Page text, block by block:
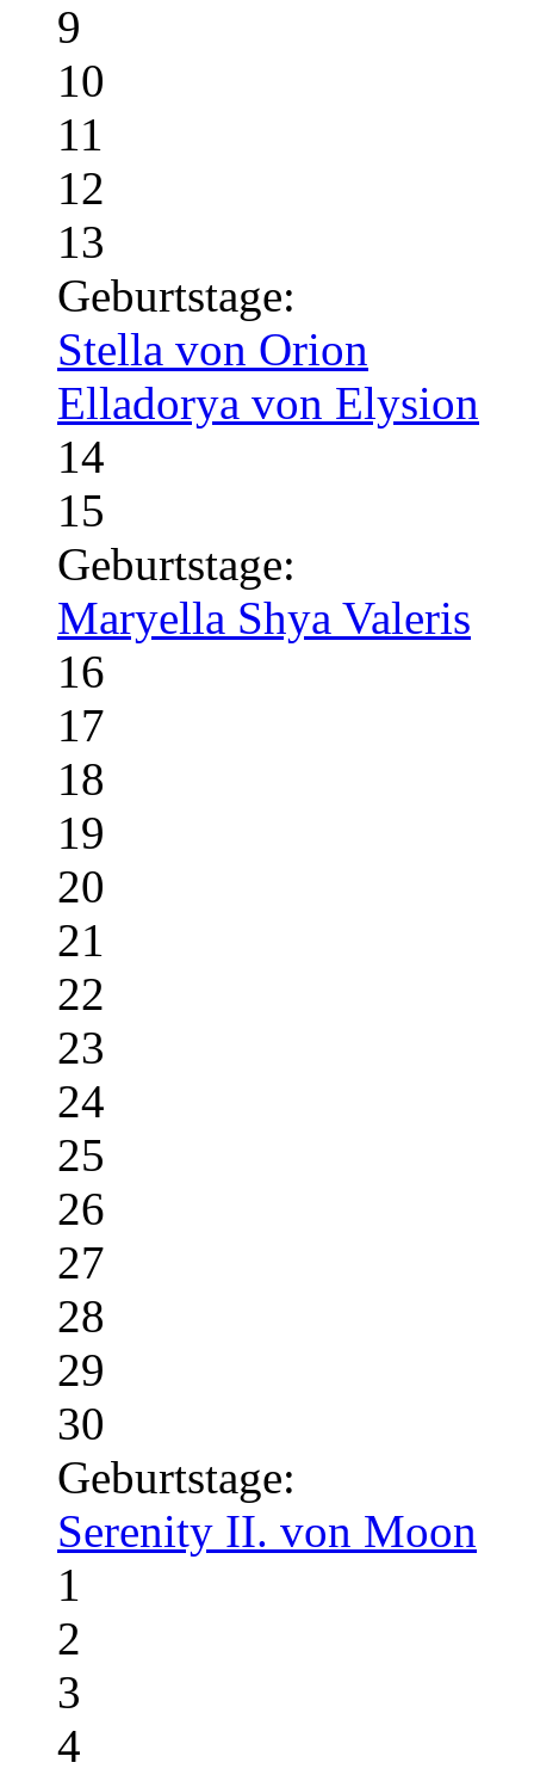
9
10
11
12
13
Geburtstage:
Stella von Orion
Elladorya von Elysion
14
15
Geburtstage:
Maryella Shya Valeris
16
17
18
19
20
21
22
23
24
25
26
27
28
29
30
Geburtstage:
Serenity II. von Moon
1
2
3
4